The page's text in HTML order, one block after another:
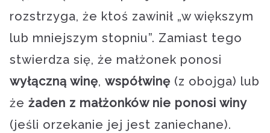
rozstrzyga, że ktoś zawinił „w większym
lub mniejszym stopniu”. Zamiast tego
stwierdza się, że małżonek ponosi
wyłączną winę, współwinę (z obojga) lub
że żaden z małżonków nie ponosi winy
(jeśli orzekanie jej jest zaniechane).